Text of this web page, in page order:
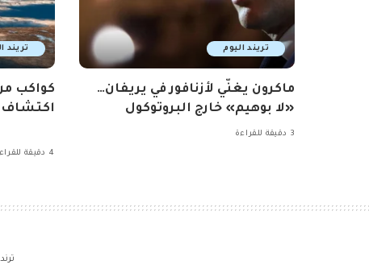
تريند اليوم
ماكرون يغنّي لأزنافور في يريفان…
«لا بوهيم» خارج البروتوكول
3 دقيقة للقراءة
تريند
كواكب
اكتشاف
4 دقيقة للقراءة